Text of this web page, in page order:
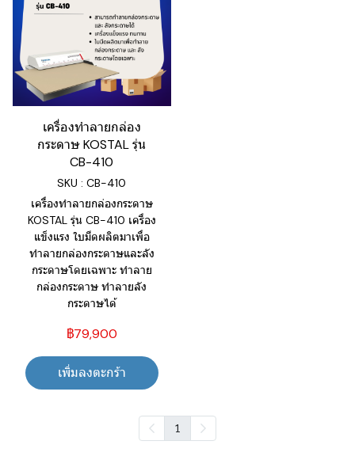
เครื่องทำลายกล่อง
กระดาษ KOSTAL รุ่น
CB-410
SKU : CB-410
เครื่องทำลายกล่องกระดาษ
KOSTAL รุ่น CB-410 เครื่อง
แข็งแรง ใบมีดผลิตมาเพื่อ
ทำลายกล่องกระดาษและลัง
กระดาษโดยเฉพาะ ทำลาย
กล่องกระดาษ ทำลายลัง
กระดาษได้
฿79,900
เพิ่มลงตะกร้า
1